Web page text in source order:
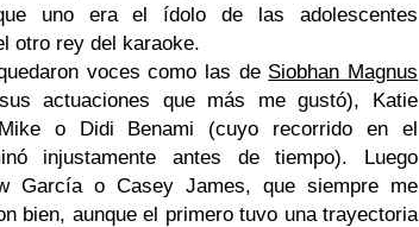
uno era el ídolo de las adolescentes
otro rey del karaoke.
voces como las de Siobhan Magnus
actuaciones que más me gustó), Katie
o Didi Benami (cuyo recorrido en el
injustamente antes de tiempo). Luego
García o Casey James, que siempre me
bien, aunque el primero tuvo una trayectoria